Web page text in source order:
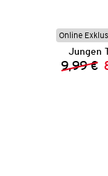
Online
Jungen
9,99 €